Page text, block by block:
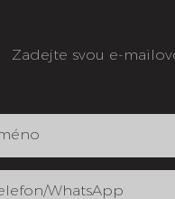
Zadejte svou e-
whatsApp